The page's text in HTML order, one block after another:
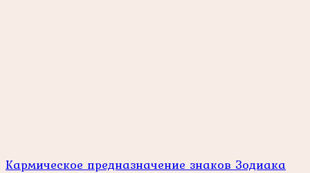
Кармическое предназначение знаков Зодиака